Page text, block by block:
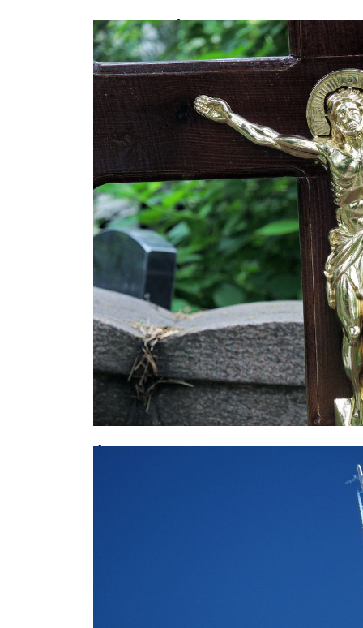
Звезда «Обитаемого острова»
срыва
Фатальное совпадение: москвич